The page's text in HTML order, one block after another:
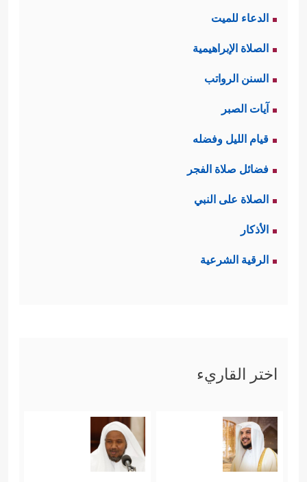
الدعاء للميت
الصلاة الإبراهيمية
السنن الرواتب
آيات الصبر
قيام الليل وفضله
فضائل صلاة الفجر
الصلاة على النبي
الأذكار
الرقية الشرعية
اختر القاريء